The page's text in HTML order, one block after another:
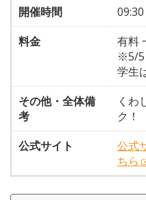
開催時間
料金
有料
※5/5
学生
その他・全体備
考
くわ
ク！
公式サイト
公式
ちら